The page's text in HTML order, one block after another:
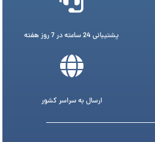
پشتیبانی 24 ساعته در 7 روز هفته
ارسال به سراسر کشور